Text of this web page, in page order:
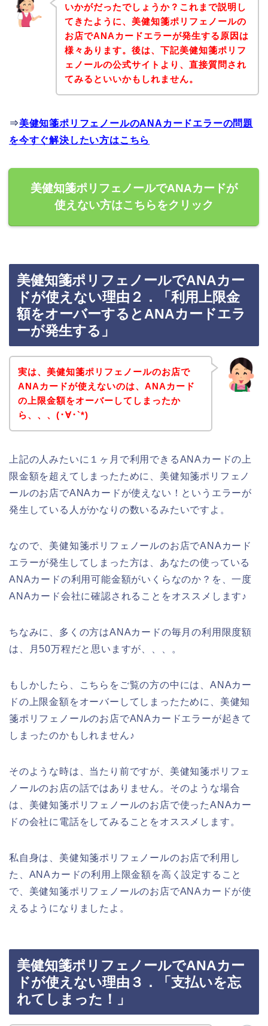
いかがだったでしょうか？これまで説明し
てきたように、美健知箋ポリフェノールの
お店でANAカードエラーが発生する原因は
様々あります。後は、下記美健知箋ポリフ
ェノールの公式サイトより、直接質問され
てみるといいかもしれません。
⇒美健知箋ポリフェノールのANAカードエラーの問題
を今すぐ解決したい方はこちら
美健知箋ポリフェノールでANAカードが
使えない方はこちらをクリック
美健知箋ポリフェノールでANAカー
ドが使えない理由２．「利用上限金
額をオーバーするとANAカードエラ
ーが発生する」
実は、美健知箋ポリフェノールのお店で
ANAカードが使えないのは、ANAカード
の上限金額をオーバーしてしまったか
ら、、、(･∀･`*)
上記の人みたいに１ヶ月で利用できるANAカードの上
限金額を超えてしまったために、美健知箋ポリフェノ
ールのお店でANAカードが使えない！というエラーが
発生している人がかなりの数いるみたいですよ。
なので、美健知箋ポリフェノールのお店でANAカード
エラーが発生してしまった方は、あなたの使っている
ANAカードの利用可能金額がいくらなのか？を、一度
ANAカード会社に確認されることをオススメします♪
ちなみに、多くの方はANAカードの毎月の利用限度額
は、月50万程だと思いますが、、、。
もしかしたら、こちらをご覧の方の中には、ANAカー
ドの上限金額をオーバーしてしまったために、美健知
箋ポリフェノールのお店でANAカードエラーが起きて
しまったのかもしれません♪
そのような時は、当たり前ですが、美健知箋ポリフェ
ノールのお店の話ではありません。そのような場合
は、美健知箋ポリフェノールのお店で使ったANAカー
ドの会社に電話をしてみることをオススメします。
私自身は、美健知箋ポリフェノールのお店で利用し
た、ANAカードの利用上限金額を高く設定すること
で、美健知箋ポリフェノールのお店でANAカードが使
えるようになりましたよ。
美健知箋ポリフェノールでANAカー
ドが使えない理由３．「支払いを忘
れてしまった！」